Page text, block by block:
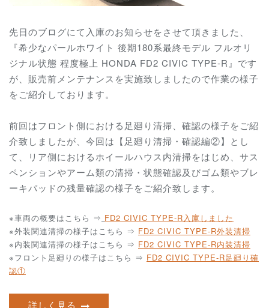
先日のブログにて入庫のお知らせをさせて頂きました、
『希少なパールホワイト 後期180系最終モデル フルオリ
ジナル状態 程度極上 HONDA FD2 CIVIC TYPE-R』です
が、販売前メンテナンスを実施致しましたので作業の様子
をご紹介しております。
前回はフロント側における足廻り清掃、確認の様子をご紹
介致しましたが、今回は【足廻り清掃・確認編②】とし
て、リア側におけるホイールハウス内清掃をはじめ、サス
ペンションやアーム類の清掃・状態確認及びゴム類やブレ
ーキパッドの残量確認の様子をご紹介致します。
※車両の概要はこちら ⇒ FD2 CIVIC TYPE-R入庫しました
※外装関連清掃の様子はこちら ⇒ FD2 CIVIC TYPE-R外装清掃
※内装関連清掃の様子はこちら ⇒ FD2 CIVIC TYPE-R内装清掃
※フロント足廻りの様子はこちら ⇒ FD2 CIVIC TYPE-R足廻り確
認①
詳しく見る